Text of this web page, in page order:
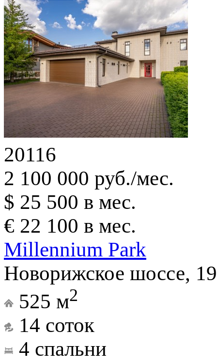
20116
2 100 000 руб./мес.
$ 25 500 в мес.
€ 22 100 в мес.
Millennium Park
Новорижское шоссе,
525 м2
14 соток
4 спальни